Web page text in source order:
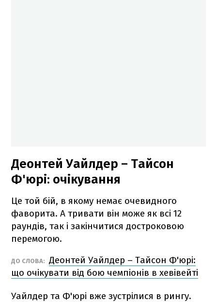
Деонтей Уайлдер – Тайсон
Ф'юрі: очікування
Це той бій, в якому немає очевидного
фаворита. А тривати він може як всі 12
раундів, так і закінчитися достроковою
перемогою.
ДО СЛОВА: Деонтей Уайлдер – Тайсон Ф'юрі:
що очікувати від бою чемпіонів в хевівейті
Уайлдер та Ф'юрі вже зустрілися в рингу.